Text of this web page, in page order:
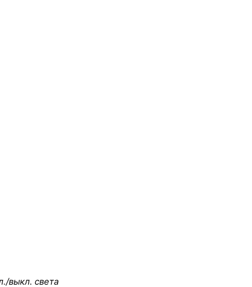
выкл. света